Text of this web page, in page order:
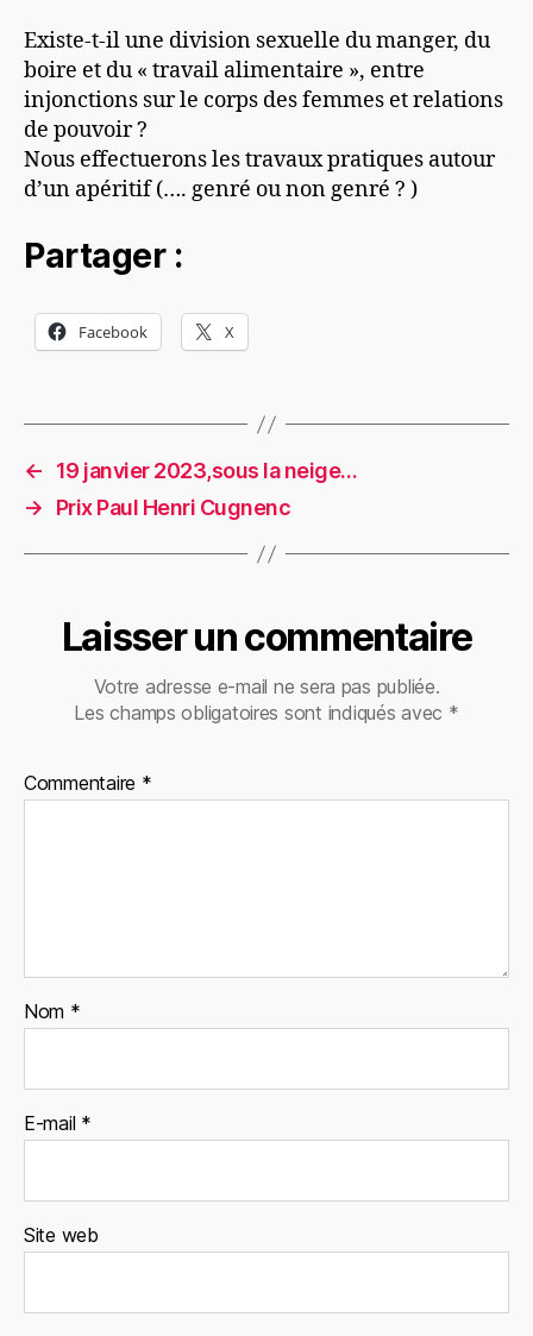
Existe-t-il une division sexuelle du manger, du
boire et du « travail alimentaire », entre
injonctions sur le corps des femmes et relations
de pouvoir ?
Nous effectuerons les travaux pratiques autour
d’un apéritif (…. genré ou non genré ? )
Partager :
Facebook X
←
19 janvier 2023,sous la neige…
→
Prix Paul Henri Cugnenc
Laisser un commentaire
Votre adresse e-mail ne sera pas publiée.
Les champs obligatoires sont indiqués avec *
Commentaire *
Nom *
E-mail *
Site web